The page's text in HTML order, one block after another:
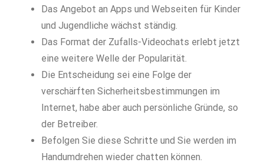
Das Angebot an Apps und Webseiten für Kinder
und Jugendliche wächst ständig.
Das Format der Zufalls-Videochats erlebt jetzt
eine weitere Welle der Popularität.
Die Entscheidung sei eine Folge der
verschärften Sicherheitsbestimmungen im
Internet, habe aber auch persönliche Gründe, so
der Betreiber.
Befolgen Sie diese Schritte und Sie werden im
Handumdrehen wieder chatten können.